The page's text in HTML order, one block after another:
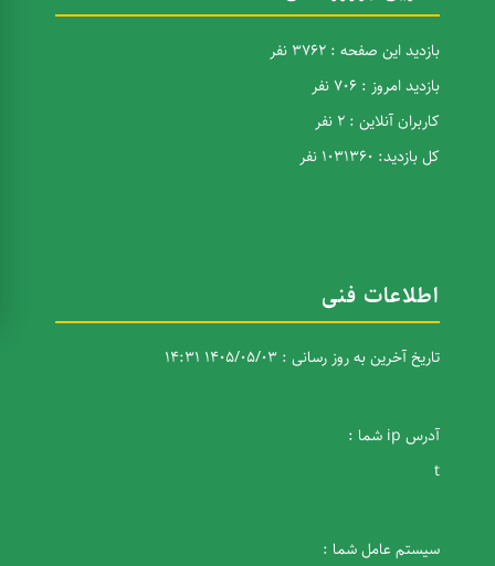
بازدید این صفحه : 3762 نفر
بازدید امروز : 706 نفر
کاربران آنلاین : 2 نفر
کل بازدید: 1031360 نفر
اطلاعات فنی
تاریخ آخرین به روز رسانی : 1405/05/03 14:31
آدرس ip شما :
t
سیستم عامل شما :